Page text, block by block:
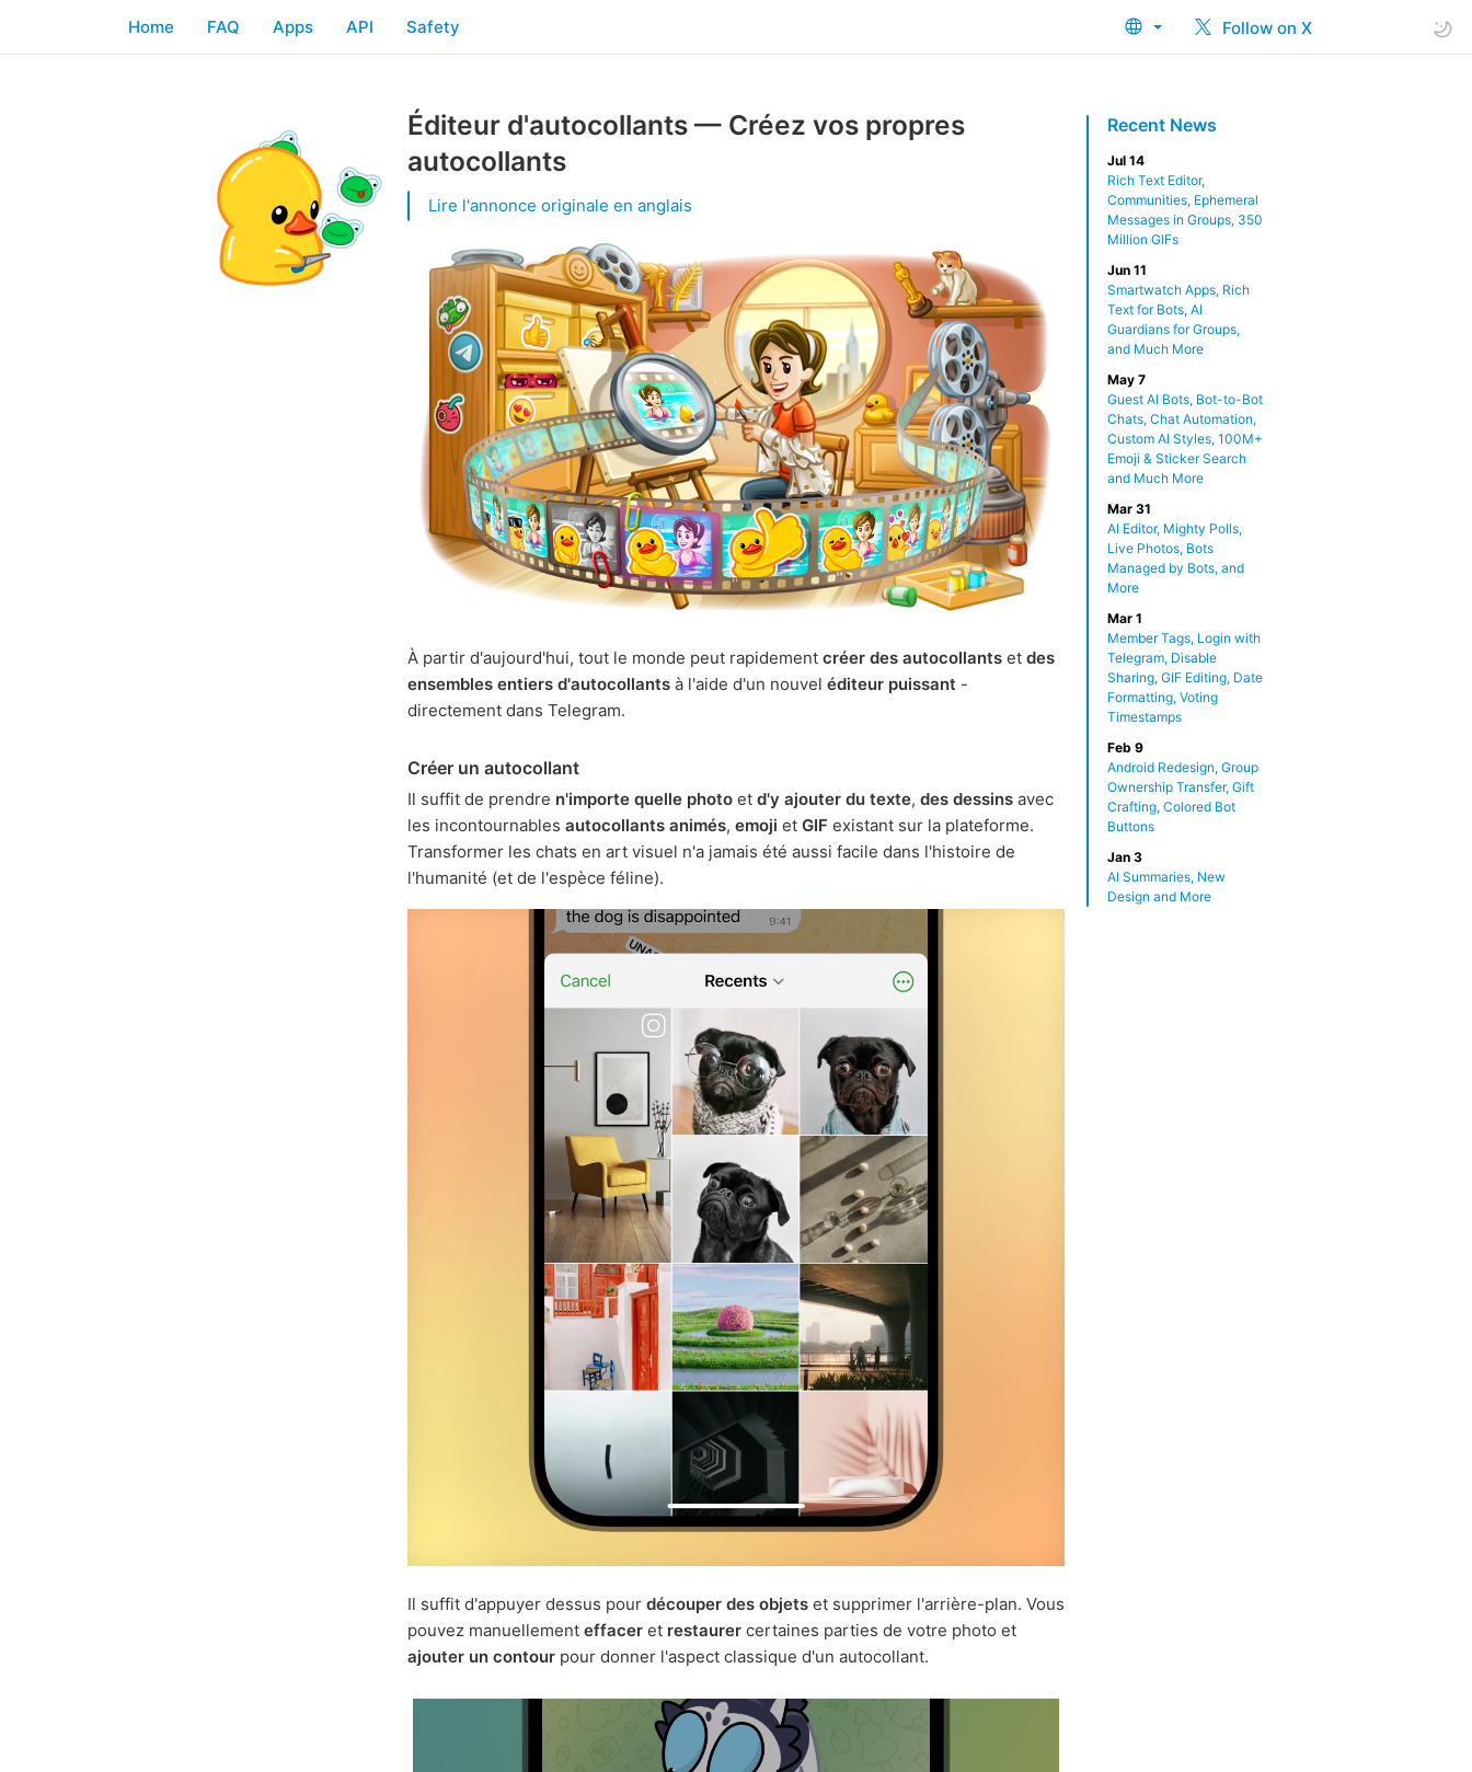
Follow on X
Home FAQ Apps API Safety
Recent News
Jul 14
Rich Text Editor,
Communities, Ephemeral
Messages in Groups, 350
Million GIFs
Jun 11
Smartwatch Apps, Rich
Text for Bots, AI
Guardians for Groups,
and Much More
May 7
Guest AI Bots, Bot-to-Bot
Chats, Chat Automation,
Custom AI Styles, 100M+
Emoji & Sticker Search
and Much More
Mar 31
AI Editor, Mighty Polls,
Live Photos, Bots
Managed by Bots, and
More
Mar 1
Member Tags, Login with
Telegram, Disable
Sharing, GIF Editing, Date
Formatting, Voting
Timestamps
Feb 9
Android Redesign, Group
Ownership Transfer, Gift
Crafting, Colored Bot
Buttons
Jan 3
AI Summaries, New
Design and More
Éditeur d'autocollants — Créez vos propres
autocollants
Lire l'annonce originale en anglais
À partir d'aujourd'hui, tout le monde peut rapidement créer des autocollants et des
ensembles entiers d'autocollants à l'aide d'un nouvel éditeur puissant -
directement dans Telegram.
Créer un autocollant
Il suffit de prendre n'importe quelle photo et d'y ajouter du texte, des dessins avec
les incontournables autocollants animés, emoji et GIF existant sur la plateforme.
Transformer les chats en art visuel n'a jamais été aussi facile dans l'histoire de
l'humanité (et de l'espèce féline).
Il suffit d'appuyer dessus pour découper des objets et supprimer l'arrière-plan. Vous
pouvez manuellement effacer et restaurer certaines parties de votre photo et
ajouter un contour pour donner l'aspect classique d'un autocollant.